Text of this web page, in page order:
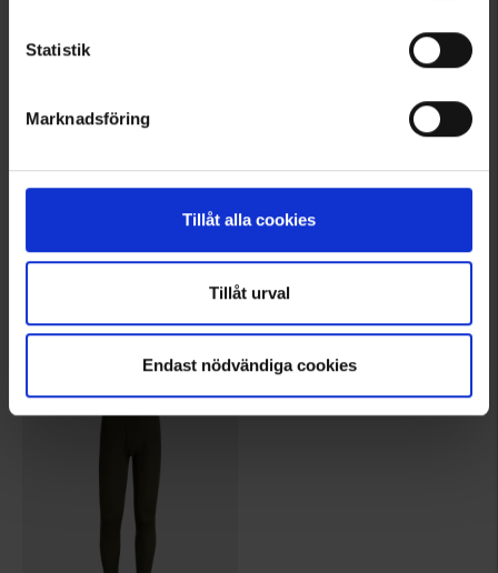
Statistik
Marknadsföring
Tillåt alla cookies
Tillåt urval
Endast nödvändiga cookies
Herre Lange underbukser
Vurdering: 4.5 ud af 5 stjerner
Herre Lange underbukser
8550
Fra
Vurdering: 4.5 ud af 5 stjerner